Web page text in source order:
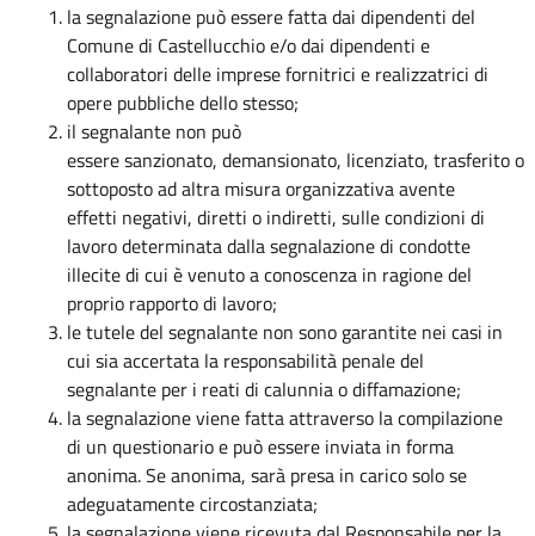
la segnalazione può essere fatta dai dipendenti del
Comune di Castellucchio e/o dai dipendenti e
collaboratori delle imprese fornitrici e realizzatrici di
opere pubbliche dello stesso;
il segnalante non può
essere sanzionato, demansionato, licenziato, trasferito o
sottoposto ad altra misura organizzativa avente
effetti negativi, diretti o indiretti, sulle condizioni di
lavoro determinata dalla segnalazione di condotte
illecite di cui è venuto a conoscenza in ragione del
proprio rapporto di lavoro;
le tutele del segnalante non sono garantite nei casi in
cui sia accertata la responsabilità penale del
segnalante per i reati di calunnia o diffamazione;
la segnalazione viene fatta attraverso la compilazione
di un questionario e può essere inviata in forma
anonima. Se anonima, sarà presa in carico solo se
adeguatamente circostanziata;